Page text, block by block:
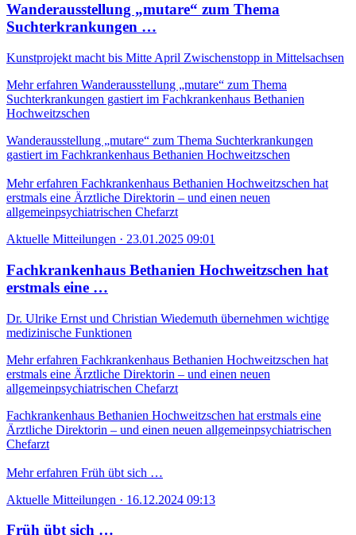
Wanderausstellung „mutare“ zum Thema
Suchterkrankungen …
Kunstprojekt macht bis Mitte April Zwischenstopp in Mittelsachsen
Mehr erfahren Wanderausstellung „mutare“ zum Thema
Suchterkrankungen gastiert im Fachkrankenhaus Bethanien
Hochweitzschen
Wanderausstellung „mutare“ zum Thema Suchterkrankungen
gastiert im Fachkrankenhaus Bethanien Hochweitzschen
Mehr erfahren Fachkrankenhaus Bethanien Hochweitzschen hat
erstmals eine Ärztliche Direktorin – und einen neuen
allgemeinpsychiatrischen Chefarzt
Aktuelle Mitteilungen · 23.01.2025 09:01
Fachkrankenhaus Bethanien Hochweitzschen hat
erstmals eine …
Dr. Ulrike Ernst und Christian Wiedemuth übernehmen wichtige
medizinische Funktionen
Mehr erfahren Fachkrankenhaus Bethanien Hochweitzschen hat
erstmals eine Ärztliche Direktorin – und einen neuen
allgemeinpsychiatrischen Chefarzt
Fachkrankenhaus Bethanien Hochweitzschen hat erstmals eine
Ärztliche Direktorin – und einen neuen allgemeinpsychiatrischen
Chefarzt
Mehr erfahren Früh übt sich …
Aktuelle Mitteilungen · 16.12.2024 09:13
Früh übt sich …